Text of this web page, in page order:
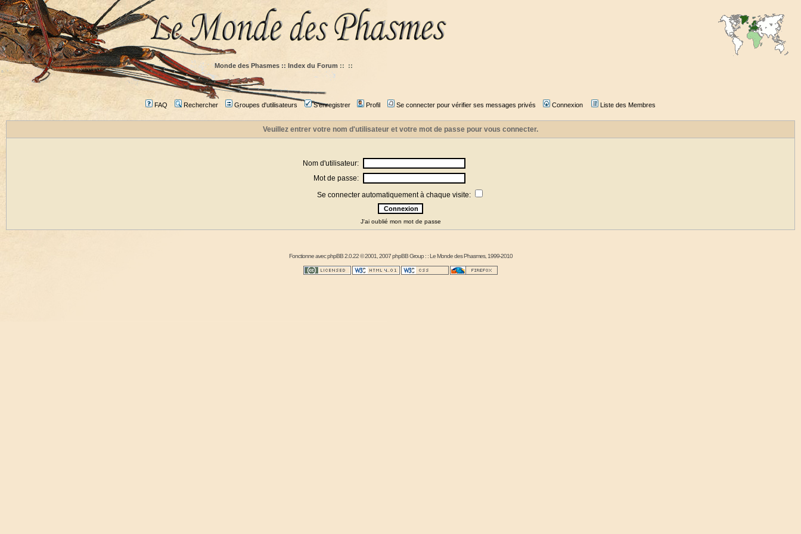
Monde des Phasmes :: Index du Forum :: ::
FAQ Rechercher Groupes d'utilisateurs S'enregistrer Profil Se connecter pour vérifier ses messages privés Connexion Liste des Membres
Veuillez entrer votre nom d'utilisateur et votre mot de passe pour vous connecter.
Nom d'utilisateur:
Mot de passe:
Se connecter automatiquement à chaque visite:
J'ai oublié mon mot de passe
Fonctionne avecphpBB2.0.22 © 2001, 2007 phpBB Group : :Le Monde des Phasmes, 1999-2010